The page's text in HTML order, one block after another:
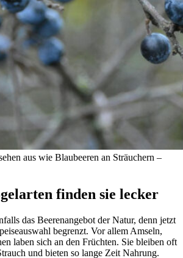
aus wie Blaubeeren an Sträuchern –
finden sie lecker
das Beerenangebot der Natur, denn jetzt
begrenzt. Vor allem Amseln,
laben sich an den Früchten. Sie bleiben oft
und bieten so lange Zeit Nahrung.